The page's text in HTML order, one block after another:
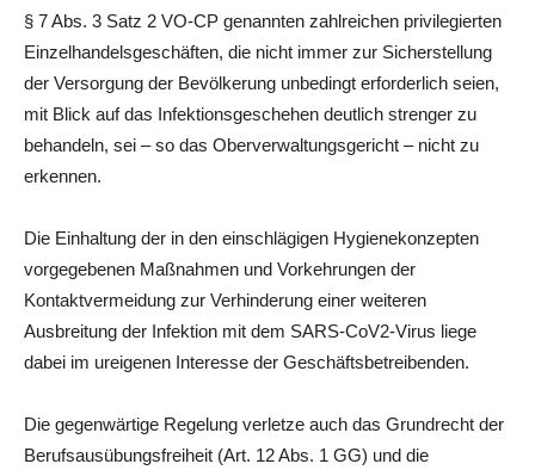
§ 7 Abs. 3 Satz 2 VO-CP genannten zahlreichen privile­gierten
Einzelhandelsgeschäf­ten, die nicht immer zur Sicherstellung
der Versorgung der Bevölkerung unbe­dingt erforderlich seien,
mit Blick auf das Infektionsgeschehen deutlich strenger zu
behandeln, sei – so das Oberverwaltungsgericht – nicht zu
erkennen.
Die Einhaltung der in den einschlägigen Hygienekonzepten
vorgegebenen Maßnahmen und Vorkehrungen der
Kontaktvermeidung zur Verhinderung einer weite­ren
Ausbreitung der Infektion mit dem SARS-CoV2-Virus liege
dabei im ureigenen Interesse der Geschäftsbetreibenden.
Die gegenwärtige Regelung verletze auch das Grund­recht der
Berufsaus­übungsfreiheit (Art. 12 Abs. 1 GG) und die